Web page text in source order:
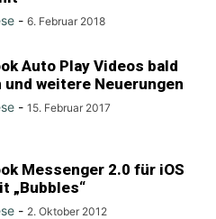
- 6. Februar 2018
Auto Play Videos bald
und weitere Neuerungen
- 15. Februar 2017
Messenger 2.0 für iOS
„Bubbles“
- 2. Oktober 2012